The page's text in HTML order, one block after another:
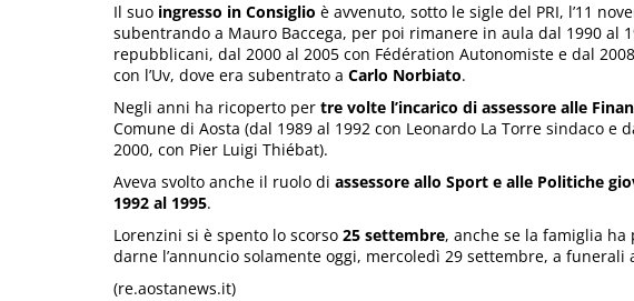
Il suo ingresso in Consiglio è avvenuto, sotto le sigle del PRI, l’11
subentrando a Mauro Baccega, per poi rimanere in aula dal 1990 al
repubblicani, dal 2000 al 2005 con Fédération Autonomiste e dal
con l’Uv, dove era subentrato a Carlo Norbiato.
Negli anni ha ricoperto per tre volte l’incarico di assessore alle
Comune di Aosta (dal 1989 al 1992 con Leonardo La Torre sindaco e
2000, con Pier Luigi Thiébat).
Aveva svolto anche il ruolo di assessore allo Sport e alle Politiche
1992 al 1995.
Lorenzini si è spento lo scorso 25 settembre, anche se la famiglia
darne l’annuncio solamente oggi, mercoledì 29 settembre, a funerali
(re.aostanews.it)